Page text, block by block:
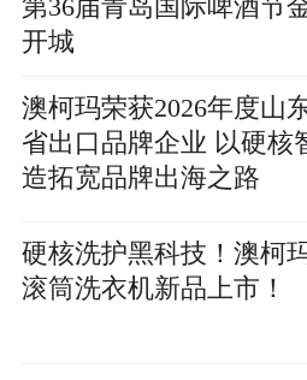
第36届青岛国际啤酒节
开城
澳柯玛荣获2026年度山
省出口品牌企业 以硬核
造拓宽品牌出海之路
硬核洗护黑科技！澳柯
滚筒洗衣机新品上市！